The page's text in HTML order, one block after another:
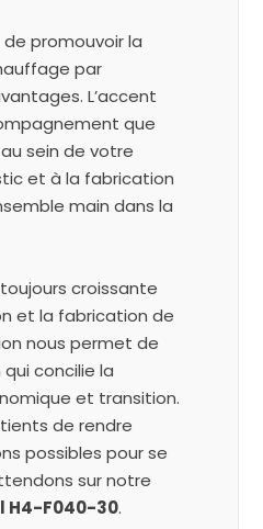
promouvoir la
par
L’accent
que
sein de votre
et à la fabrication
main dans la
croissante
et la fabrication de
nous permet de
concilie la
et transition.
de rendre
possibles pour se
sur notre
H4-F040-30.